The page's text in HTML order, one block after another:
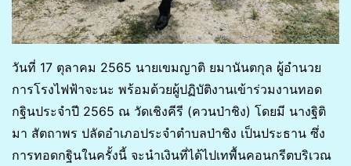
วันที่ 17 ตุลาคม 2565 นายเขมญาติ ยมานันตกุล ผู้อำนวย
การโรงไฟฟ้าจะนะ พร้อมด้วยผู้ปฏิบัติงานเข้าร่วมงานทอด
กฐินประจำปี 2565 ณ วัดเชิงคีรี (ควนป่าชิง) โดยมี นางฐิติ
มา สัตถาพร ปลัดอำเภอประจำตำบลป่าชิง เป็นประธาน ซึ่ง
การทอดกฐินในครั้งนี้ จะนำเงินที่ได้ไปเทพื้นคอนกรีตบริเวณ